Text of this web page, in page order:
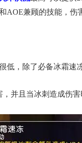
AOE兼顾的技能，伤
低，除了必备冰霜速
并且当冰刺造成伤